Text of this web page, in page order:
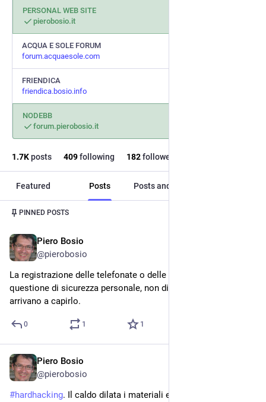
PERSONAL WEB SITE
pierobosio.it
ACQUA E SOLE FORUM
forum.acquaesole.com
FRIENDICA
friendica.bosio.info
NODEBB
forum.pierobosio.it
1.7Kposts 409following 182followers
Featured Posts Posts and replies
PINNED POSTS
Piero Bosio
@pierobosio
La registrazione delle telefonate o delle chiamate è una
questione di sicurezza personale, non di privacy. Non tutti
arrivano a capirlo.
0 1 1
Piero Bosio
@pierobosio
#hardhacking. Il caldo dilata i materiali e ammorbidisce la